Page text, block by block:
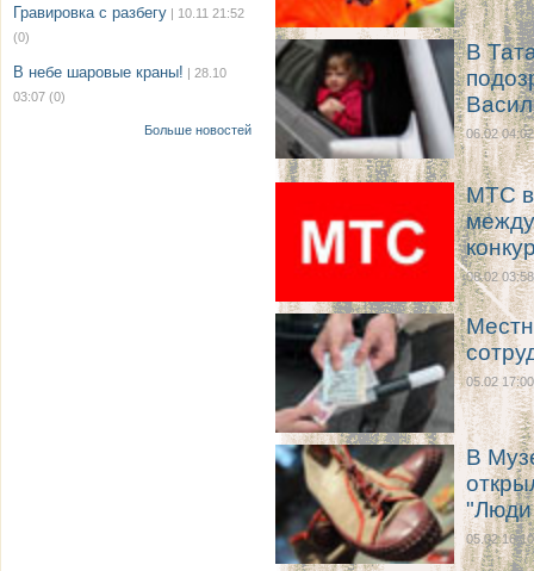
Гравировка с разбегу | 10.11 21:52
(0)
В небе шаровые краны! | 28.10
03:07 (0)
Больше новостей
В
06.02 04:02
МТС
06.02 03:58
05.02 17:00
В
"Люди
05.02 16:10